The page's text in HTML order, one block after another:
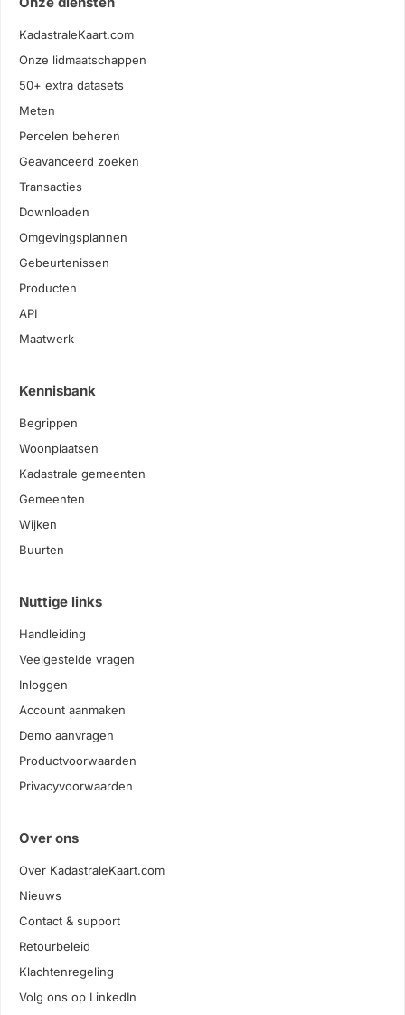
KadastraleKaart.com
Onze lidmaatschappen
50+ extra datasets
Meten
Percelen beheren
Geavanceerd zoeken
Transacties
Downloaden
Omgevingsplannen
Gebeurtenissen
Producten
API
Maatwerk
Kennisbank
Begrippen
Woonplaatsen
Kadastrale gemeenten
Gemeenten
Wijken
Buurten
Nuttige links
Handleiding
Veelgestelde vragen
Inloggen
Account aanmaken
Demo aanvragen
Productvoorwaarden
Privacyvoorwaarden
Over ons
Over KadastraleKaart.com
Nieuws
Contact & support
Retourbeleid
Klachtenregeling
Volg ons op LinkedIn